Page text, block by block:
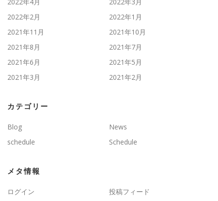
2022年2月
2022年1月
2021年11月
2021年10月
2021年8月
2021年7月
2021年6月
2021年5月
2021年3月
2021年2月
カテゴリー
Blog
News
schedule
Schedule
メタ情報
ログイン
投稿フィード